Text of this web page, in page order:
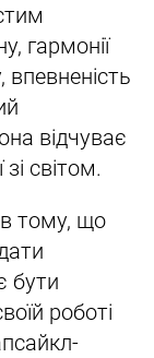
гармонії
відчуває
світом.
в тому, що
бути
роботі